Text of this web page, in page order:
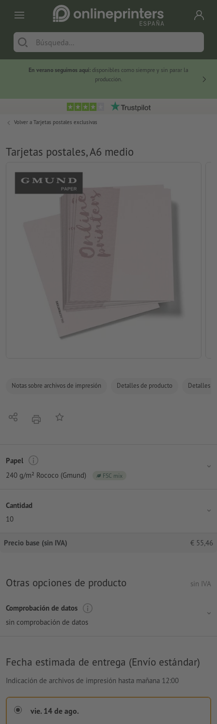
En verano seguimos aquí: disponibles como siempre y sin parar la
producción.
Volver a Tarjetas postales exclusivas
Tarjetas postales, A6 medio
Notas sobre archivos de impresión Detalles de producto Detalles
CompartirimprimirAñadir a lista de favoritos
Papel
240 g/m² Rococo (Gmund)
FSC mix
Cantidad
10
Precio base (sin IVA) € 55,46
Otras opciones de producto sin IVA
Comprobación de datos
sin comprobación de datos
Fecha estimada de entrega (Envío estándar)
Indicación de archivos de impresión hasta mañana 12:00
vie. 14 de ago.